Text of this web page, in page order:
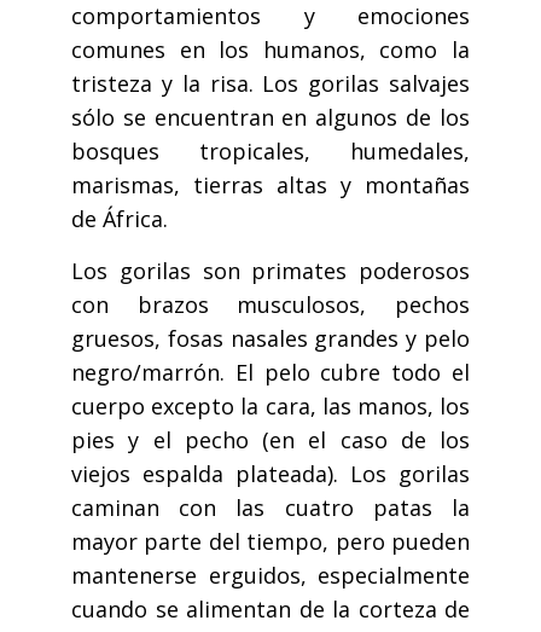
comportamientos y emociones
comunes en los humanos, como la
tristeza y la risa. Los gorilas salvajes
sólo se encuentran en algunos de los
bosques tropicales, humedales,
marismas, tierras altas y montañas
de África.
Los gorilas son primates poderosos
con brazos musculosos, pechos
gruesos, fosas nasales grandes y pelo
negro/marrón. El pelo cubre todo el
cuerpo excepto la cara, las manos, los
pies y el pecho (en el caso de los
viejos espalda plateada). Los gorilas
caminan con las cuatro patas la
mayor parte del tiempo, pero pueden
mantenerse erguidos, especialmente
cuando se alimentan de la corteza de